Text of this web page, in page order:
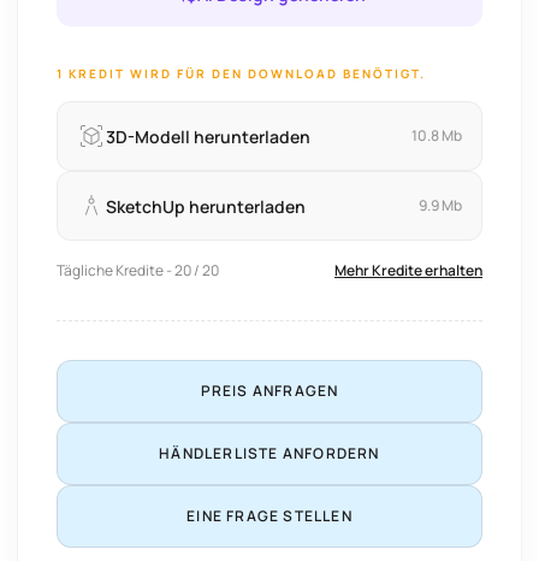
1 KREDIT WIRD FÜR DEN DOWNLOAD BENÖTIGT.
3D-Modell herunterladen 10.8 Mb
SketchUp herunterladen 9.9 Mb
Tägliche Kredite - 20 / 20 Mehr Kredite erhalten
PREIS ANFRAGEN
HÄNDLERLISTE ANFORDERN
EINE FRAGE STELLEN